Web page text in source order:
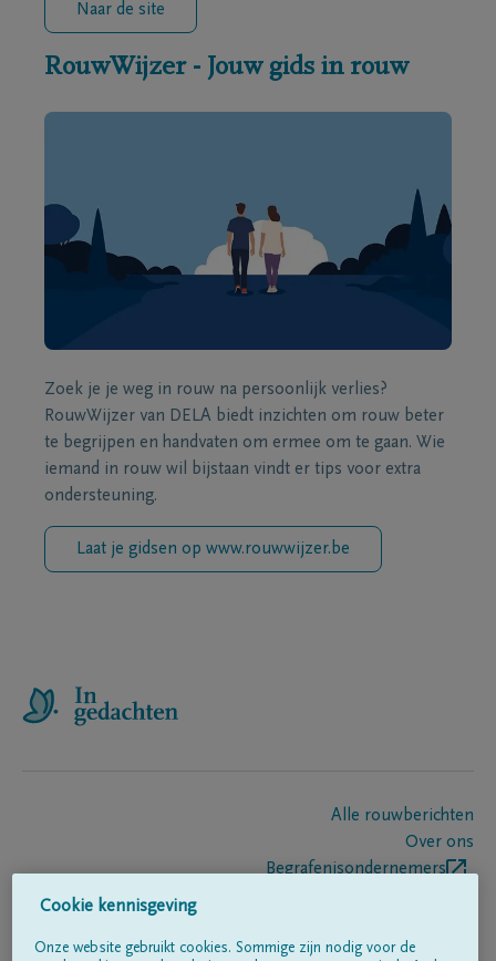
Naar de site
RouwWijzer - Jouw gids in rouw
Zoek je je weg in rouw na persoonlijk verlies?
RouwWijzer van DELA biedt inzichten om rouw beter
te begrijpen en handvaten om ermee om te gaan. Wie
iemand in rouw wil bijstaan vindt er tips voor extra
ondersteuning.
Laat je gidsen op www.rouwwijzer.be
Alle rouwberichten
Over ons
Begrafenisondernemers
Cookie kennisgeving
Onze website gebruikt cookies. Sommige zijn nodig voor de